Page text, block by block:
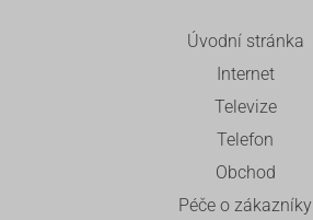
Úvodní stránka
Internet
Televize
Telefon
Obchod
Péče o zákazníky